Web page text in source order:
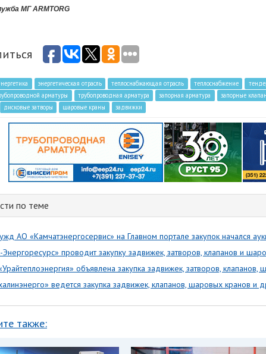
МГ ARMTORG
энергетическая отрасль теплоснабжающая отрасль теплоснабжение
арматуры
трубопроводная арматура запорная арматура запорные
дисковые затворы шаровые краны задвижки
по теме
АО «Камчатэнергосервис» на Главном портале закупок начался
проводит закупку задвижек, затворов, клапанов и
объявлена закупка задвижек, затворов, клапанов,
ведется закупка задвижек, клапанов, шаровых кранов и
также: